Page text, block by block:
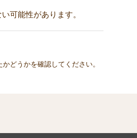
可能性があります。
どうかを確認してください。